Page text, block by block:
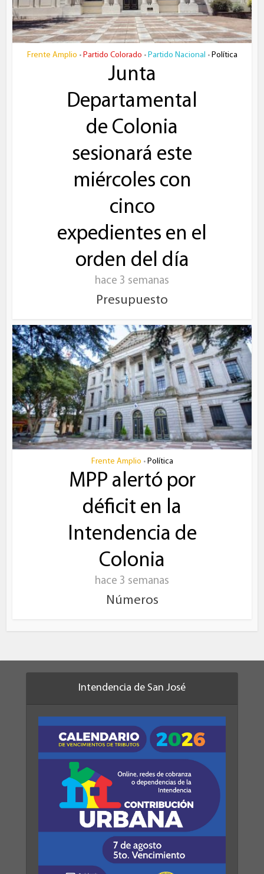
Frente Amplio • Partido Colorado • Partido Nacional • Política
Junta
Departamental
de Colonia
sesionará este
miércoles con
cinco
expedientes en el
orden del día
hace 3 semanas
Presupuesto
Frente Amplio • Política
MPP alertó por
déficit en la
Intendencia de
Colonia
hace 3 semanas
Números
Intendencia de San José